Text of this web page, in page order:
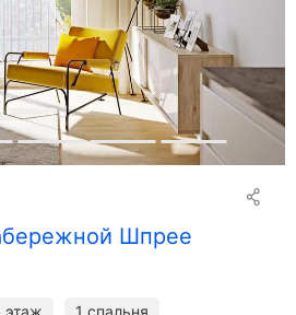
Шпрее
этаж 1 спальня